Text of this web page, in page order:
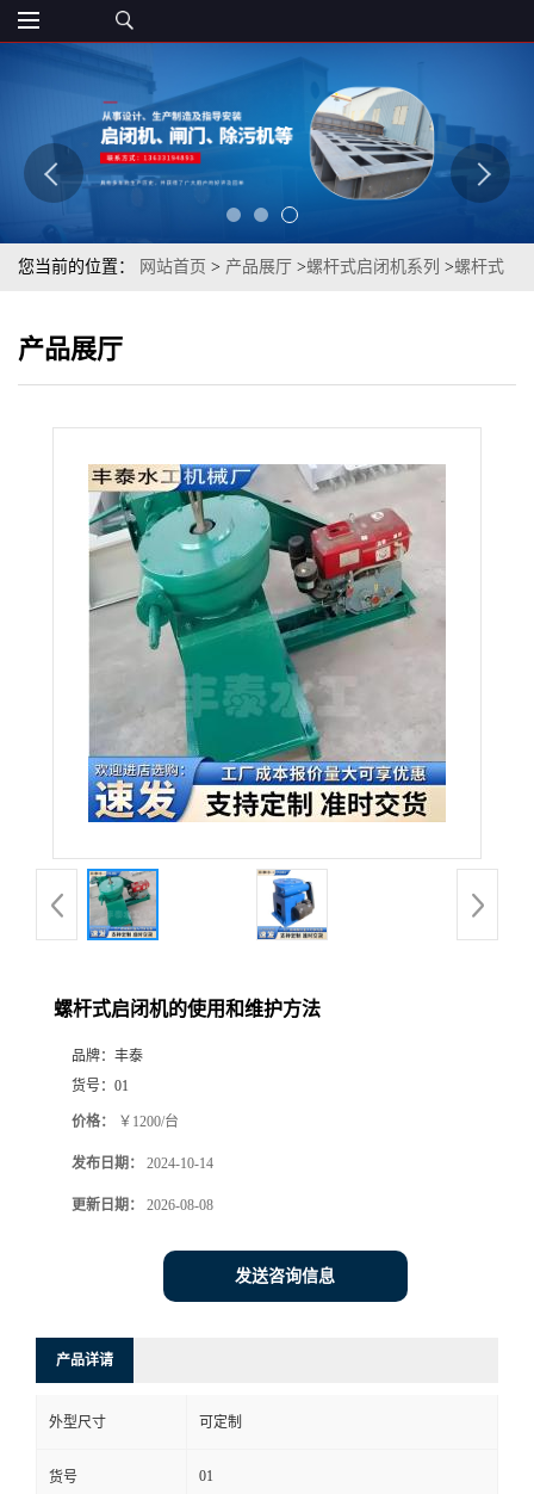
您当前的位置： 网站首页 > 产品展厅 >螺杆式启闭机系列 >螺杆式
产品展厅
螺杆式启闭机的使用和维护方法
品牌： 丰泰
货号： 01
价格： ￥1200/台
发布日期： 2024-10-14
更新日期： 2026-08-08
发送咨询信息
产品详请
外型尺寸 可定制
货号 01